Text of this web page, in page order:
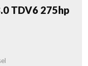
TDV6 275hp